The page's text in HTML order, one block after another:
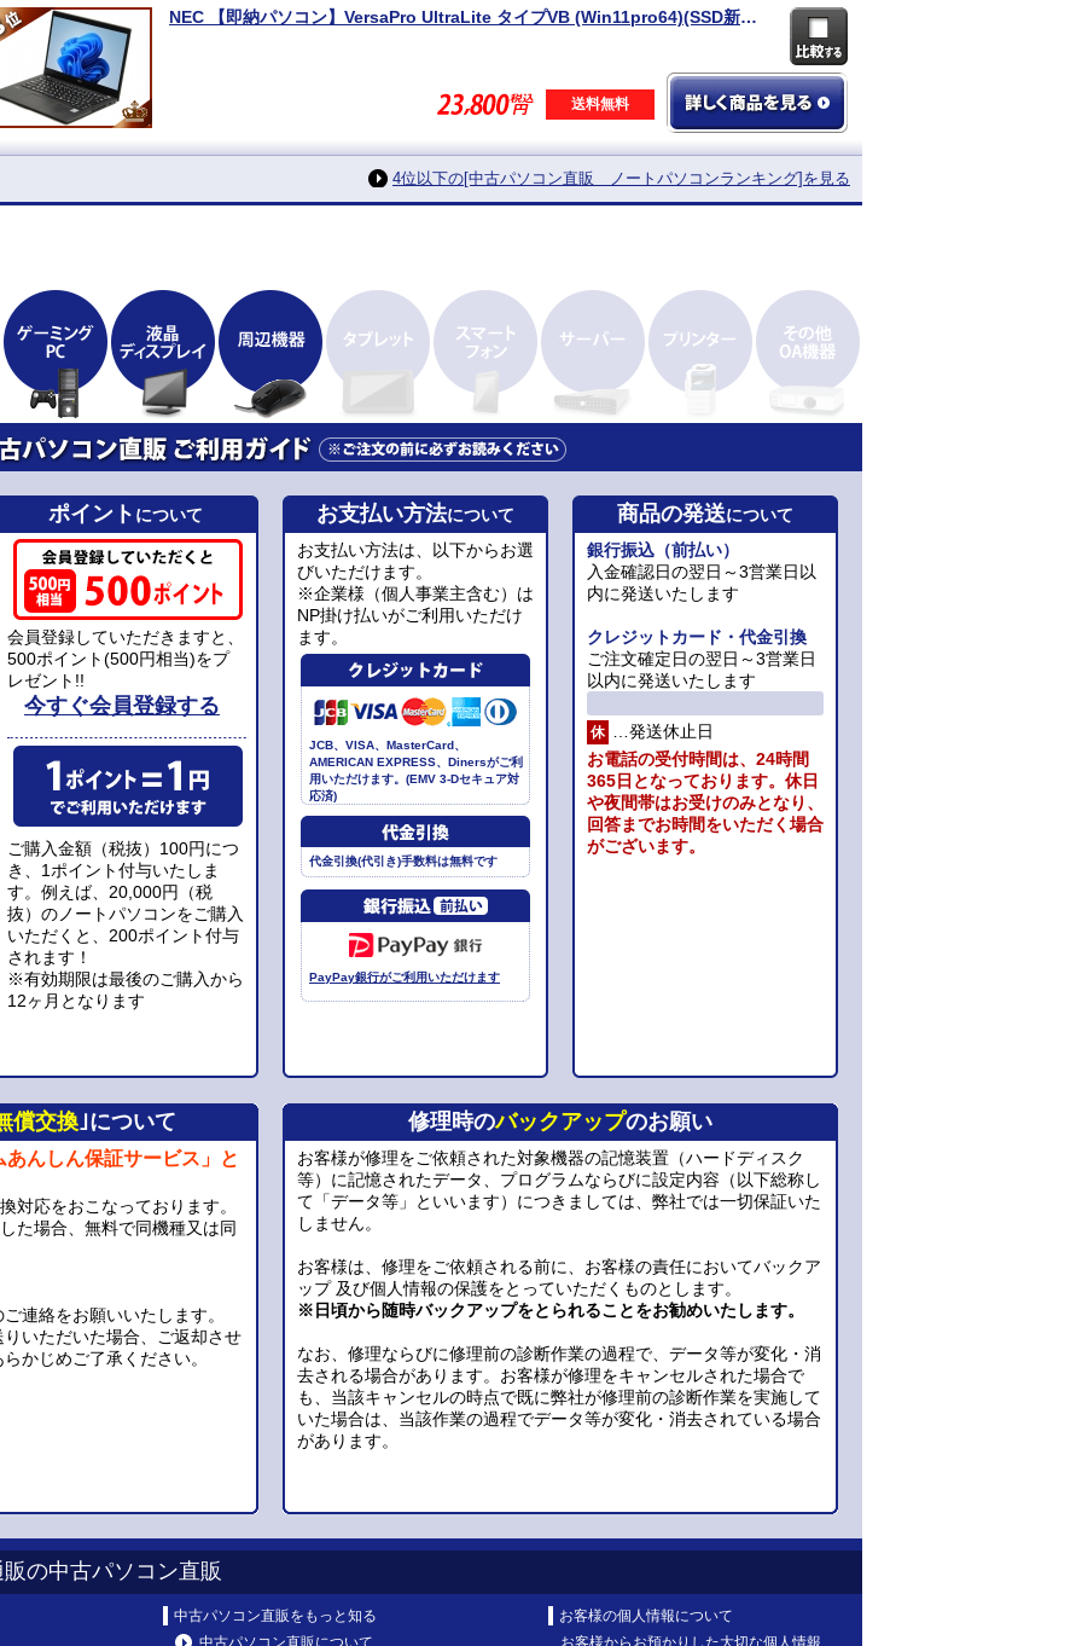
NEC 【即納パソコン】VersaPro UltraLite タイプVB (Win11pro64)(SSD新品) 5N8(SSD新品)
送料無料
4位以下の[中古パソコン直販 ノートパソコンランキング]を見る
ポイント について お支払い方法について 商品の発送について
会員登録していただきますと、
500ポイント(500円相当)をプ
レゼント!!
今すぐ会員登録する
ご購入金額（税抜）100円につ
き、1ポイント付与いたしま
す。例えば、20,000円（税
抜）のノートパソコンをご購入
いただくと、200ポイント付与
されます！
※有効期限は最後のご購入から
12ヶ月となります
お支払い方法は、以下からお選
びいただけます。
※企業様（個人事業主含む）は
NP掛け払いがご利用いただけ
ます。
JCB、VISA、MasterCard、
AMERICAN EXPRESS、Dinersがご利
用いただけます。(EMV 3-Dセキュア対
応済)
代金引換(代引き)手数料は無料です
PayPay銀行がご利用いただけます
銀行振込（前払い）
入金確認日の翌日～3営業日以
内に発送いたします
クレジットカード・代金引換
ご注文確定日の翌日～3営業日
以内に発送いたします
休
…発送休止日
お電話の受付時間は、24時間
365日となっております。休日
や夜間帯はお受けのみとなり、
回答までお時間をいただく場合
がございます。
償交換｣について 修理時のバックアップのお願い
んしん保証サービス」と
対応をおこなっております。
た場合、無料で同機種又は同
連絡をお願いいたします。
いただいた場合、ご返却させ
かじめご了承ください。
お客様が修理をご依頼された対象機器の記憶装置（ハードディスク
等）に記憶されたデータ、プログラムならびに設定内容（以下総称し
て「データ等」といいます）につきましては、弊社では一切保証いた
しません。
お客様は、修理をご依頼される前に、お客様の責任においてバックア
ップ 及び個人情報の保護をとっていただくものとします。
※日頃から随時バックアップをとられることをお勧めいたします。
なお、修理ならびに修理前の診断作業の過程で、データ等が変化・消
去される場合があります。お客様が修理をキャンセルされた場合で
も、当該キャンセルの時点で既に弊社が修理前の診断作業を実施して
いた場合は、当該作業の過程でデータ等が変化・消去されている場合
があります。
の中古パソコン直販
中古パソコン直販をもっと知る
お客様の個人情報について